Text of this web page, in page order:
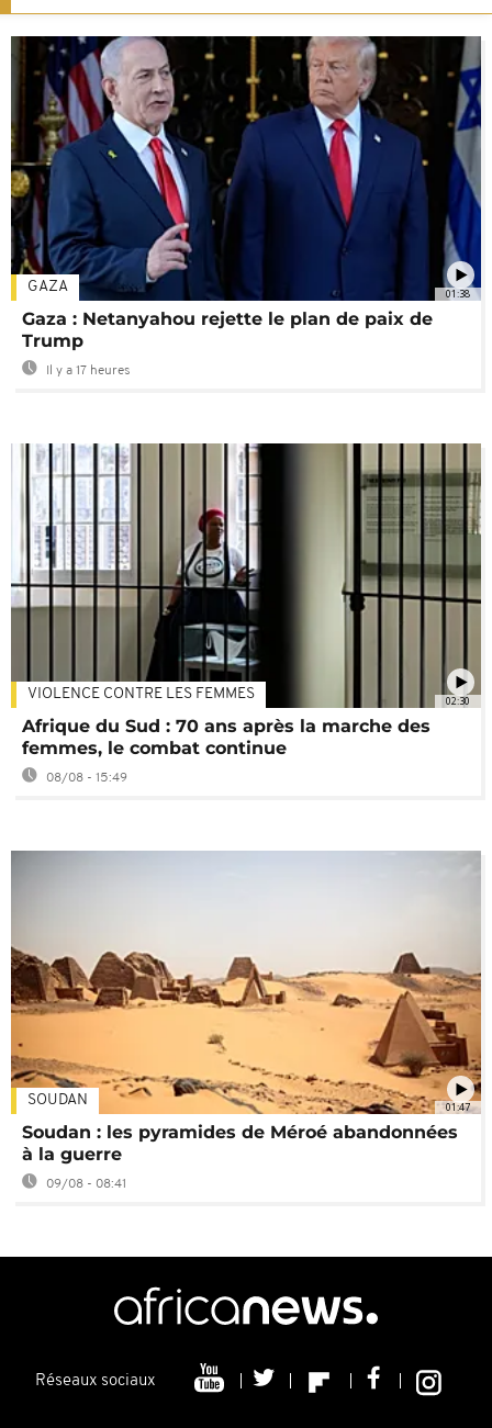
01:38
GAZA
Gaza : Netanyahou rejette le plan de paix de
Trump
Il y a 17 heures
02:30
VIOLENCE CONTRE LES FEMMES
Afrique du Sud : 70 ans après la marche des
femmes, le combat continue
08/08 - 15:49
01:47
SOUDAN
Soudan : les pyramides de Méroé abandonnées
à la guerre
09/08 - 08:41
Réseaux sociaux